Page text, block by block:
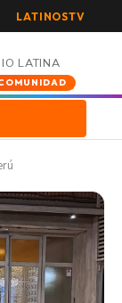
LATINOSTV
LATINA